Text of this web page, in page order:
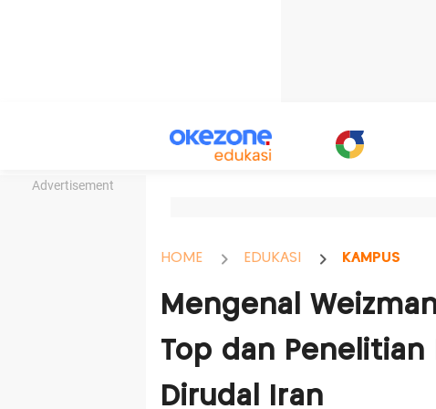
Advertisement
HOME EDUKASI KAMPUS
Mengenal
Top dan
Dirudal Iran